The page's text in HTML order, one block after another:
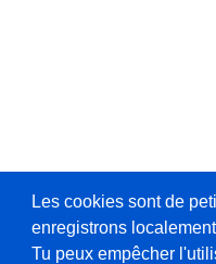
Les cookies sont de
enregistrons
Tu peux empêcher